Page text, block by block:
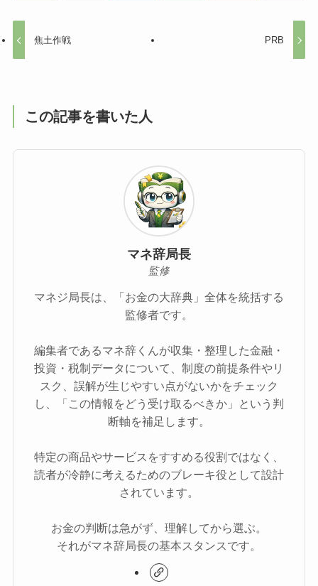
焦土作戦 PRB
この記事を書いた人
マネ辞局長
監修
マネジ局長は、「お金の大辞典」全体を統括する
監修者です。
編集者であるマネ辞くんが収集・整理した金融・
投資・税制データについて、制度の前提条件やリ
スク、誤解が生じやすい点がないかをチェック
し、「この情報をどう受け取るべきか」という判
断軸を補足します。
特定の商品やサービスをすすめる役割ではなく、
読者が冷静に考えるためのブレーキ役として設計
されています。
お金の判断は急がず、理解してから選ぶ。
それがマネ辞局長の基本スタンスです。